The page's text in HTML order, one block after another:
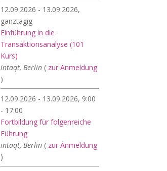
12.09.2026 - 13.09.2026,
ganztägig
Einführung in die
Transaktionsanalyse (101
Kurs)
intaqt, Berlin ( zur Anmeldung
)
12.09.2026 - 13.09.2026, 9:00
- 17:00
Fortbildung für folgenreiche
Führung
intaqt, Berlin ( zur Anmeldung
)